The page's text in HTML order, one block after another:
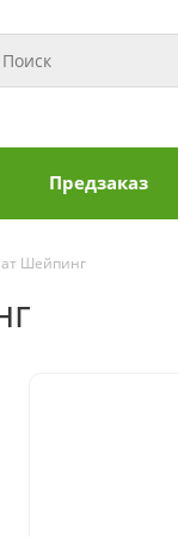
Предзаказ
Шейпинг